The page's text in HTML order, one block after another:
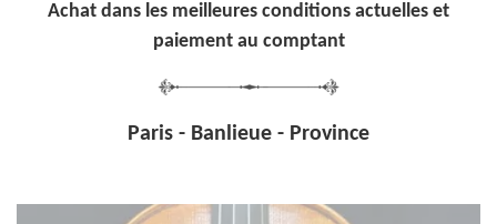
Achat dans les meilleures conditions actuelles et
paiement au comptant
Paris - Banlieue - Province